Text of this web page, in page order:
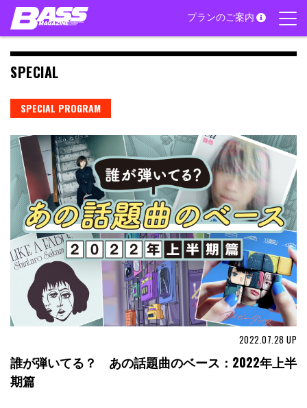
Skip
content
プランのご案内
SPECIAL
SPECIAL PROGRAM
2022.07.28 UP
誰が弾いてる？ あの話題曲のベース：2022年上半
期篇